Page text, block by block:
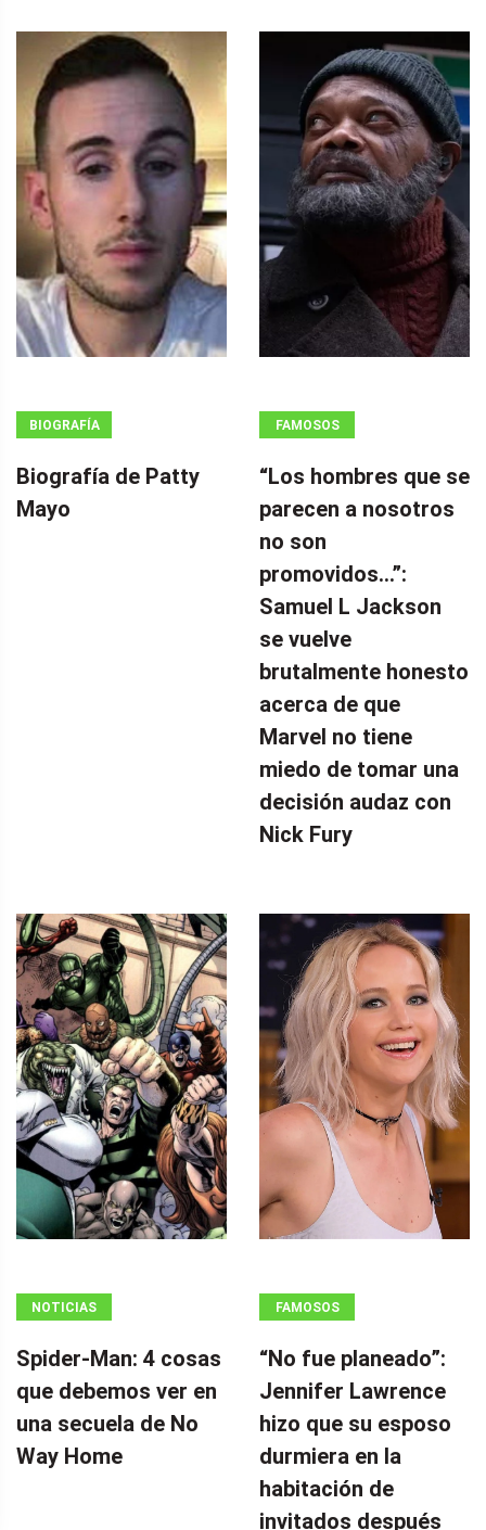
BIOGRAFÍA
Biografía de Patty
Mayo
FAMOSOS
“Los hombres que se
parecen a nosotros
no son
promovidos…”:
Samuel L Jackson
se vuelve
brutalmente honesto
acerca de que
Marvel no tiene
miedo de tomar una
decisión audaz con
Nick Fury
NOTICIAS
Spider-Man: 4 cosas
que debemos ver en
una secuela de No
Way Home
FAMOSOS
“No fue planeado”: ​​
Jennifer Lawrence
hizo que su esposo
durmiera en la
habitación de
invitados después